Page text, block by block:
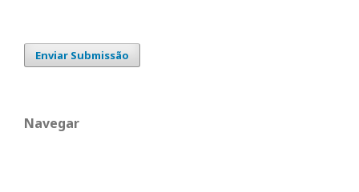
Enviar Submissão
Navegar